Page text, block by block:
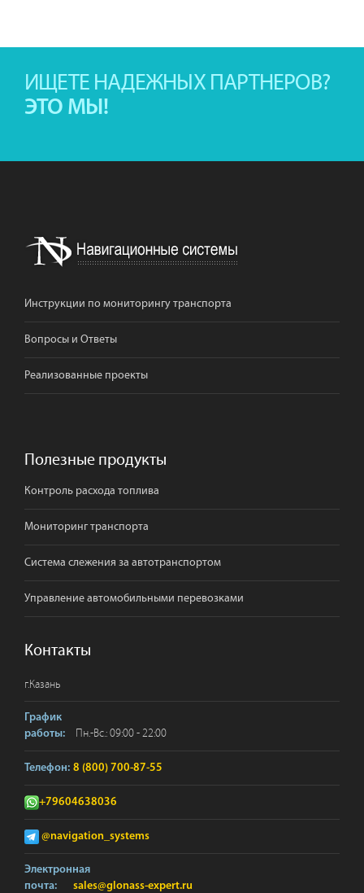
ИЩЕТЕ НАДЕЖНЫХ ПАРТНЕРОВ?
ЭТО МЫ!
Инструкции по мониторингу транспорта
Вопросы и Ответы
Реализованные проекты
Полезные продукты
Контроль расхода топлива
Мониторинг транспорта
Система слежения за автотранспортом
Управление автомобильными перевозками
Контакты
г.Казань
График
работы:
Пн.-Вс.: 09:00 - 22:00
Телефон: 8 (800) 700-87-55
+79604638036
@navigation_systems
Электронная
почта:
sales@glonass-expert.ru